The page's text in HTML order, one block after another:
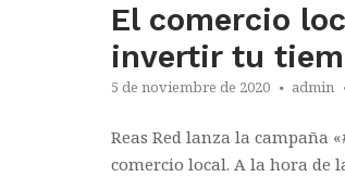
El comercio
invertir tu
5 de noviembre de 2020 admin
Reas Red lanza la campaña
comercio local. A la hora de